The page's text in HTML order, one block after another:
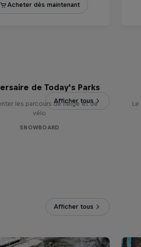
Afficher tous
de Today's Parks
les parcours de neige et de
vélo
SNOWBOARD
Afficher tous